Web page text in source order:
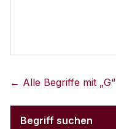
← Alle Begriffe mit „G“
Begriff suchen